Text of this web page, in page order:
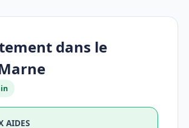
dans le
AIDES